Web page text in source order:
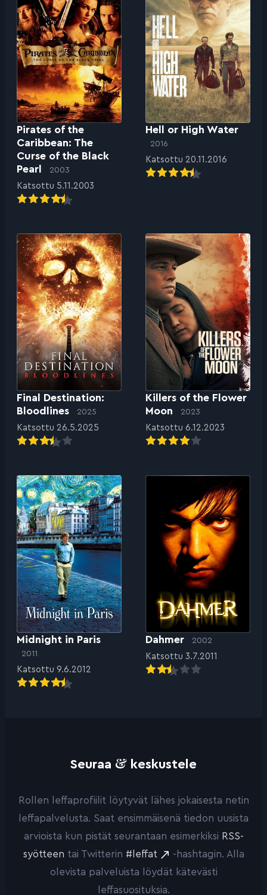
Pirates of the
Caribbean: The
Curse of the Black
Pearl
2003
Katsottu 5.11.2003
Hell or High Water
2016
Katsottu 20.11.2016
Final Destination:
Bloodlines
2025
Katsottu 26.5.2025
Killers of the Flower
Moon
2023
Katsottu 6.12.2023
Midnight in Paris
2011
Katsottu 9.6.2012
Dahmer 2002
Katsottu 3.7.2011
Seuraa & keskustele
Rollen leffaprofiilit löytyvät lähes jokaisesta netin
leffapalvelusta. Saat ensimmäisenä tiedon uusista
arvioista kun pistät seurantaan esimerkiksi RSS-
syötteen tai Twitterin #leffat
-hashtagin. Alla
olevista palveluista löydät kätevästi
leffasuosituksia.